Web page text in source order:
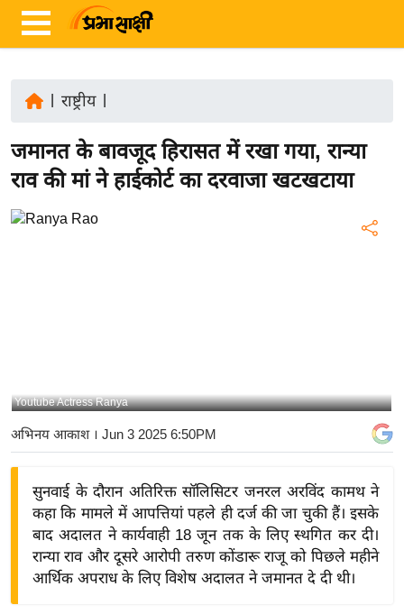
ज़ा
ख
र
ष्ट्री
य
बि
द्यो
राष्ट्रीय|
जमानत के बावजूद हिरासत में रखा गया, रान्या
राव की मां ने हाईकोर्ट का दरवाजा खटखटाया
Youtube Actress Ranya
अभिनय आकाश। Jun 3 2025 6:50PM
सुनवाई के दौरान अतिरिक्त सॉलिसिटर जनरल अरविंद कामथ ने
कहा कि मामले में आपत्तियां पहले ही दर्ज की जा चुकी हैं। इसके
बाद अदालत ने कार्यवाही 18 जून तक के लिए स्थगित कर दी।
रान्या राव और दूसरे आरोपी तरुण कोंडारू राजू को पिछले महीने
आर्थिक अपराध के लिए विशेष अदालत ने जमानत दे दी थी।